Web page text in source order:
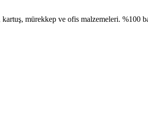
mürekkep ve ofis malzemeleri. %100